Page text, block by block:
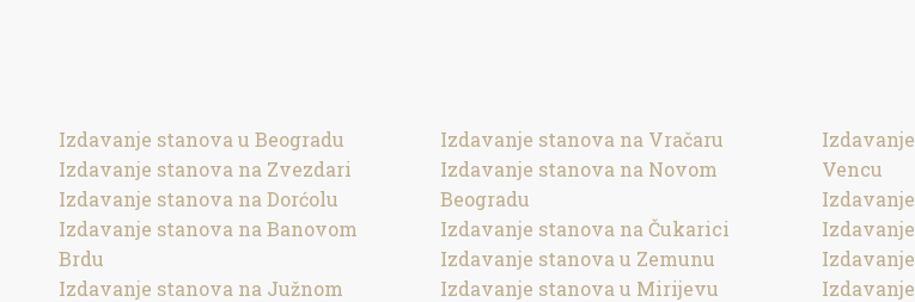
Izdavanje stanova u Beogradu
Izdavanje stanova na Zvezdari
Izdavanje stanova na Dorćolu
Izdavanje stanova na Banovom
Brdu
Izdavanje stanova na Južnom
Izdavanje stanova na Vračaru
Izdavanje stanova na Novom
Beogradu
Izdavanje stanova na Čukarici
Izdavanje stanova u Zemunu
Izdavanje stanova u Mirijevu
Vencu